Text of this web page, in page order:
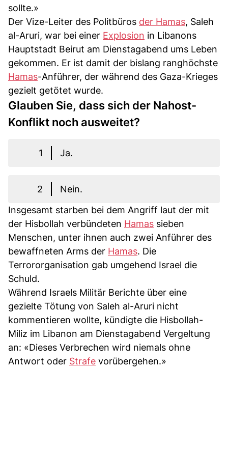
sollte.»
Der Vize-Leiter des Politbüros der Hamas, Saleh
al-Aruri, war bei einer Explosion in Libanons
Hauptstadt Beirut am Dienstagabend ums Leben
gekommen. Er ist damit der bislang ranghöchste
Hamas-Anführer, der während des Gaza-Krieges
gezielt getötet wurde.
Glauben Sie, dass sich der Nahost-
Konflikt noch ausweitet?
1 Ja.
2
Nein.
Insgesamt starben bei dem Angriff laut der mit
der Hisbollah verbündeten Hamas sieben
Menschen, unter ihnen auch zwei Anführer des
bewaffneten Arms der Hamas. Die
Terrororganisation gab umgehend Israel die
Schuld.
Während Israels Militär Berichte über eine
gezielte Tötung von Saleh al-Aruri nicht
kommentieren wollte, kündigte die Hisbollah-
Miliz im Libanon am Dienstagabend Vergeltung
an: «Dieses Verbrechen wird niemals ohne
Antwort oder Strafe vorübergehen.»